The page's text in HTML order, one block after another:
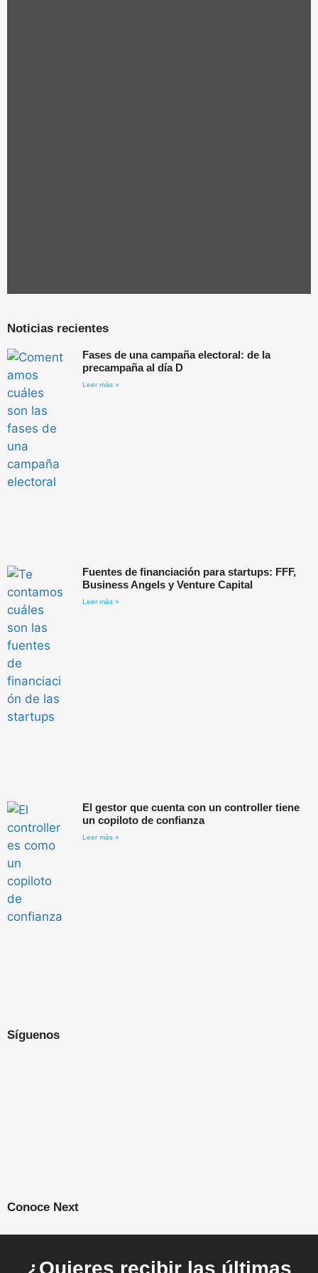
Noticias recientes
Fases de una campaña electoral: de la
precampaña al día D
Leer más »
Fuentes de financiación para startups: FFF,
Business Angels y Venture Capital
Leer más »
El gestor que cuenta con un controller tiene
un copiloto de confianza
Leer más »
Síguenos
Conoce Next